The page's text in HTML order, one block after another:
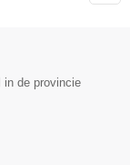
in de provincie